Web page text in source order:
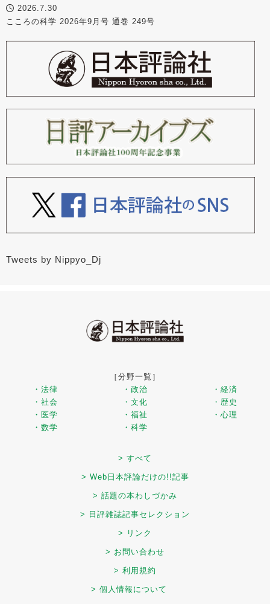
2026.7.30
こころの科学 2026年9月号 通巻 249号
Tweets by Nippyo_Dj
［分野一覧］
・法律
・政治
・経済
・社会
・文化
・歴史
・医学
・福祉
・心理
・数学
・科学
> すべて
> Web日本評論だけの!!記事
> 話題の本わしづかみ
> 日評雑誌記事セレクション
> リンク
> お問い合わせ
> 利用規約
> 個人情報について